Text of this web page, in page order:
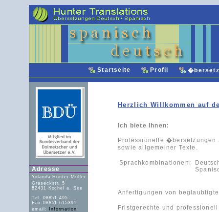
Startseite Profil
Adresse
Yolanda Hunter-Müller
Graseckstr. 5
82431 Kochel a. See
Tel: 08851 495
Fax:08851 615391
email:
Information
Herzlich Willkommen auf
Ich biete Ihnen:
Professionelle �bersetzungen
sowie allgemeiner Texte.
Sprachkombinationen:
Anfertigungen von
Fristgerechte und